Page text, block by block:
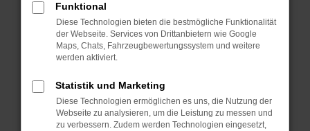
Das kann manchmal helfen, vorübergehende
Probleme zu beheben.
Stelle sicher, dass dein Browser und dein
Betriebssystem auf dem neuesten Stand sind.
Sicherheitsrisiko, sondern kann auch dazu führen,
dass bestimmte Funktionen nicht mehr
unterstützt werden.
Funktional
Diese Technologien bieten die bestmögliche Funktionalität
der Webseite. Services von Drittanbietern wie Google
Maps, Chats, Fahrzeugbewertungssystem und weitere
werden aktiviert.
Statistik und Marketing
Diese Technologien ermöglichen es uns, die Nutzung der
Webseite zu analysieren, um die Leistung zu messen und
zu verbessern. Zudem werden Technologien eingesetzt,